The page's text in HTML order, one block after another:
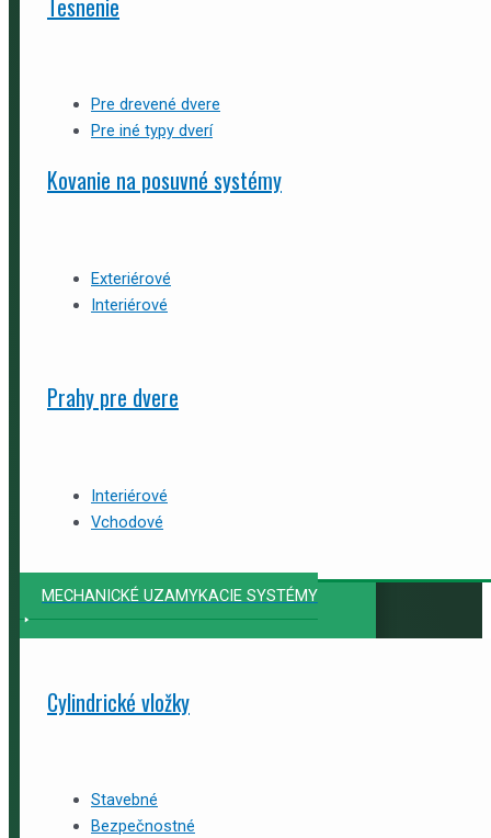
Pre drevené dvere
Pre iné typy dverí
Kovanie na posuvné systémy
Exteriérové
Interiérové
Prahy pre dvere
Interiérové
Vchodové
MECHANICKÉ UZAMYKACIE SYSTÉMY
Cylindrické vložky
Stavebné
Bezpečnostné